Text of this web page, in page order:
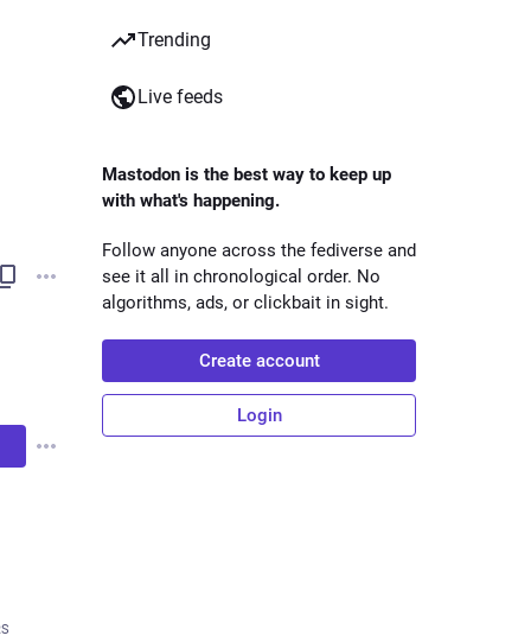
Trending
Live feeds
Mastodon is the best way to keep up
with what's happening.
Follow anyone across the fediverse and
see it all in chronological order. No
algorithms, ads, or clickbait in sight.
Create account
Login